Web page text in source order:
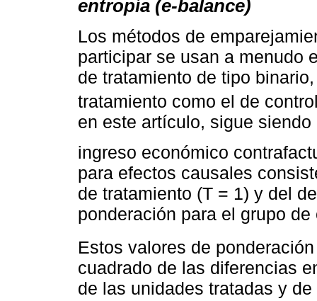
entropía (e-balance)
Los métodos de
participar se usan a menudo
de tratamiento de tipo
tratamiento como el de
en este artículo, sigue
ingreso económico
para efectos causales
de tratamiento (T = 1) y del
ponderación para el grupo de
Estos valores de
cuadrado de las diferencias
de las unidades tratadas y